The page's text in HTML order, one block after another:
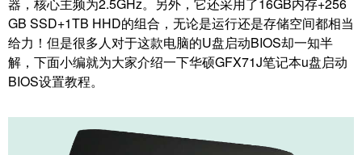
器，核心主频为2.5GHz。另外，它还采用了16GB内存+256
GB SSD+1TB HHD的组合，无论是运行还是存储空间都相当
给力！但是很多人对于这款电脑的U盘启动BIOS却一知半
解，下面小编就为大家介绍一下华硕GFX71J笔记本u盘启动
BIOS设置教程。